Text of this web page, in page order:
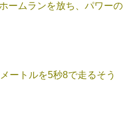
ームランを放ち、パワーの
ートルを5秒8で走るそう